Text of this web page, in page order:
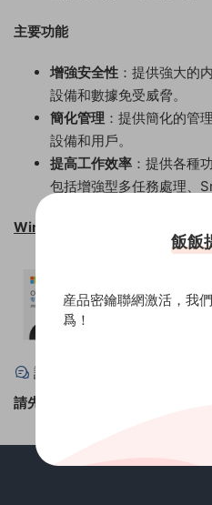
主要功能
增強安全性 ：提供強大的
設備和數據免受威脅。
簡化管理 ：提供簡化的管
設備和用戶。
提高工作效率 ：提供各種
包括增強型多任務處理、
Windows 11 專業版 電子版密鑰
評論
請先
飯飯
産品密鑰聯網激活，我
爲！